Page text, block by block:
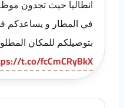
انطاليا حيث تجدون
في المطار و يساعدكم
بتوصيلكم للمكان
t.co/fcCmCRyBkX